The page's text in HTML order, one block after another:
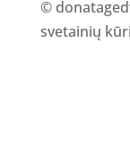
©
svetainių